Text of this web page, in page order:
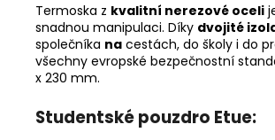
Termoska z kvalitní nerezové oceli
snadnou manipulaci. Díky dvojité
společníka na cestách, do školy i do
všechny evropské bezpečnostní
x 230 mm.
Studentské pouzdro Etue: